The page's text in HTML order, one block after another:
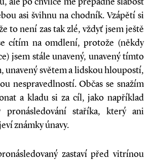
asi švihnu na chodník. Vzápětí si
to není zas tak zlé, vždyť jsem ještě
cítím na omdlení, protože (někdy
jsem stále unavený, unavený tímto
unavený světem a lidskou hloupostí,
nespravedlností. Občas se snažím
a kladu si za cíl, jako například
staříka, který ani
známky únavy.
zastaví před vitrínou